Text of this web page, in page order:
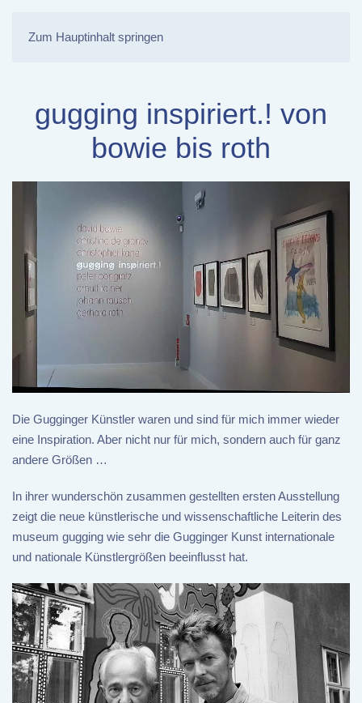
Zum Hauptinhalt springen
gugging inspiriert.! von
bowie bis roth
Die Gugginger Künstler waren und sind für mich immer wieder
eine Inspiration. Aber nicht nur für mich, sondern auch für ganz
andere Größen …
In ihrer wunderschön zusammen gestellten ersten Ausstellung
zeigt die neue künstlerische und wissenschaftliche Leiterin des
museum gugging wie sehr die Gugginger Kunst internationale
und nationale Künstlergrößen beeinflusst hat.